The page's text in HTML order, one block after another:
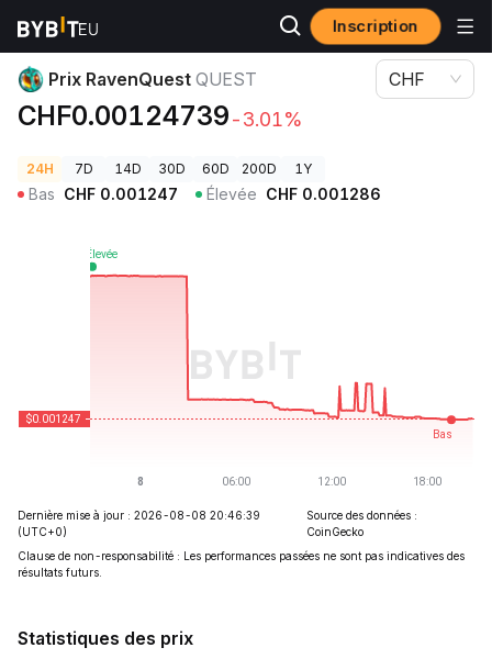
Inscription
Prix des cryptos Prix RavenQuest QUEST
Prix RavenQuest QUEST
CHF0.00124739-3.01%
CHF
24H 7D 14D 30D 60D 200D 1Y
Bas CHF 0.001247 Élevée CHF 0.001286
Dernière mise à jour : 2026-08-08 20:46:39
(UTC+0)
Source des données :
CoinGecko
Clause de non-responsabilité : Les performances passées ne sont pas indicatives des
résultats futurs.
Statistiques des prix